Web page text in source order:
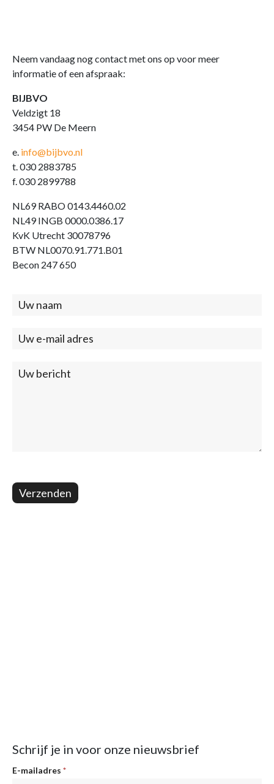
Neem vandaag nog contact met ons op voor meer
informatie of een afspraak:
BIJBVO
Veldzigt 18
3454 PW De Meern
e. info@bijbvo.nl
t. 030 2883785
f. 030 2899788
NL69 RABO 0143.4460.02
NL49 INGB 0000.0386.17
KvK Utrecht 30078796
BTW NL0070.91.771.B01
Becon 247 650
Contact
Verzenden
Schrijf je in voor onze nieuwsbrief
Nieuwsbrief
E-mailadres *